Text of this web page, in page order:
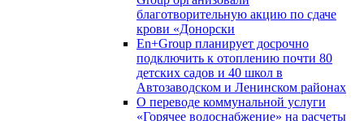
благотворительную акцию по сдаче
крови «Донорски
En+Group планирует досрочно
подключить к отоплению почти 80
детских садов и 40 школ в
Автозаводском и Ленинском районах
О переводе коммунальной услуги
«Горячее водоснабжение» на расчеты